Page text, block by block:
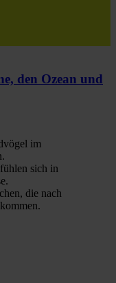
den Ozean und
im
sich in
die nach